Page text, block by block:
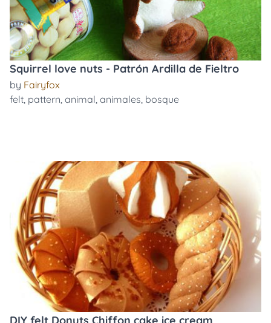
Squirrel love nuts - Patrón Ardilla de Fieltro
by Fairyfox
felt, pattern, animal, animales, bosque